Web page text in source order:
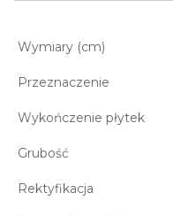
Wymiary (cm)
Przeznaczenie
Wykończenie płytek
Grubość
Rektyfikacja